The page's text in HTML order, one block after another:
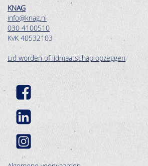
KNAG
info@knag.nl
030 4100510
KvK 40532103
Lid worden of lidmaatschap opzeggen